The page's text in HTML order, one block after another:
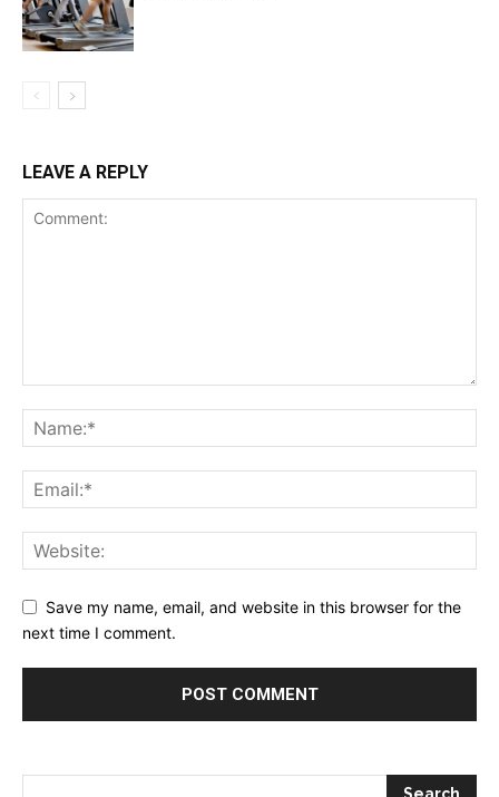
LEAVE A REPLY
Save my name, email, and website in this browser for the
next time I comment.